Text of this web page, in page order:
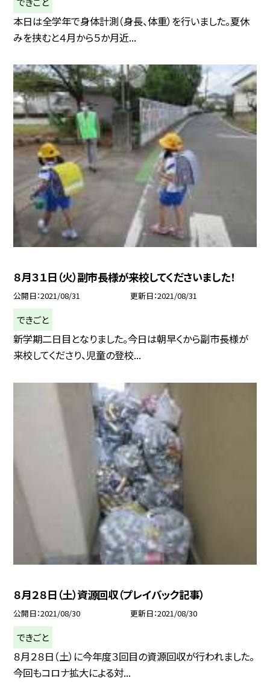
本日は全学年で身体計測（身長、体重）を行いました。夏休
みを挟むと４月から５か月近...
８月３１日（火）副市長様が来校してくださいました！
公開日 2021/08/31 更新日 2021/08/31
できごと
新学期二日目となりました。今日は朝早くから副市長様が
来校してくださり、児童の登校...
８月２８日（土）資源回収（プレイバック記事）
公開日 2021/08/30 更新日 2021/08/30
できごと
８月２８日（土）に今年度３回目の資源回収が行われました。
今回もコロナ拡大による対...